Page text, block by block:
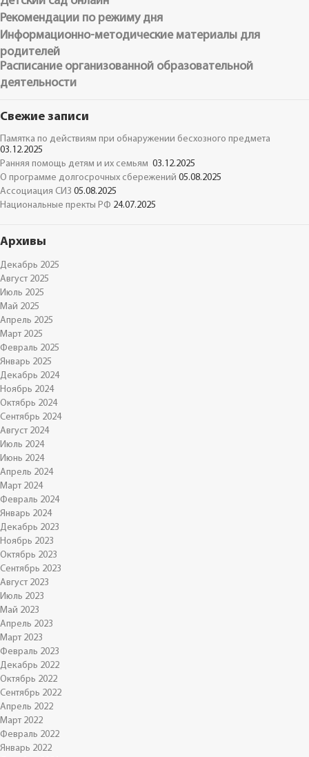
Рекомендации по режиму дня
Информационно-методические материалы для
родителей
Расписание организованной образовательной
деятельности
Свежие записи
Памятка по действиям при обнаружении бесхозного предмета
03.12.2025
Ранняя помощь детям и их семьям 03.12.2025
О программе долгосрочных сбережений 05.08.2025
Ассоциация СИЗ 05.08.2025
Национальные пректы РФ 24.07.2025
Архивы
Декабрь 2025
Август 2025
Июль 2025
Май 2025
Апрель 2025
Март 2025
Февраль 2025
Январь 2025
Декабрь 2024
Ноябрь 2024
Октябрь 2024
Сентябрь 2024
Август 2024
Июль 2024
Июнь 2024
Апрель 2024
Март 2024
Февраль 2024
Январь 2024
Декабрь 2023
Ноябрь 2023
Октябрь 2023
Сентябрь 2023
Август 2023
Июль 2023
Май 2023
Апрель 2023
Март 2023
Февраль 2023
Декабрь 2022
Октябрь 2022
Сентябрь 2022
Апрель 2022
Март 2022
Февраль 2022
Январь 2022